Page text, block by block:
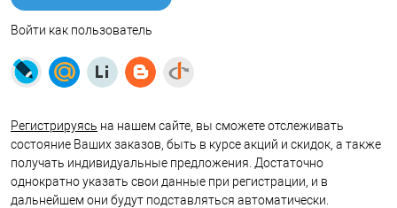
Войти как пользователь
Регистрируясь на нашем сайте, вы сможете отслеживать
состояние Ваших заказов, быть в курсе акций и скидок, а также
получать индивидуальные предложения. Достаточно
однократно указать свои данные при регистрации, и в
дальнейшем они будут подставляться автоматически.